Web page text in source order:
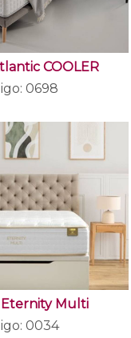
COOLER
0698
Multi
0034